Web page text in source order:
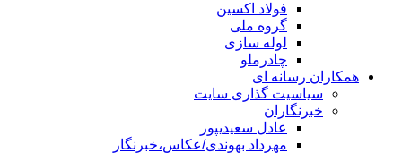
فولاد اکسین
گروه ملی
لوله سازی
چادرملو
همکاران رسانه ای
سیاسیت گذاری سایت
خبرنگاران
عادل سعیدیپور
مهرداد بهوندی/عکاس،خبرنگار